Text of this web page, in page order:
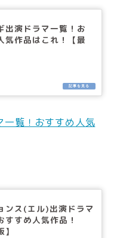
出演ドラマ一覧！お
気作品はこれ！【最
一覧！おすすめ人気
ンス(エル)出演ドラマ
すすめ人気作品！
】